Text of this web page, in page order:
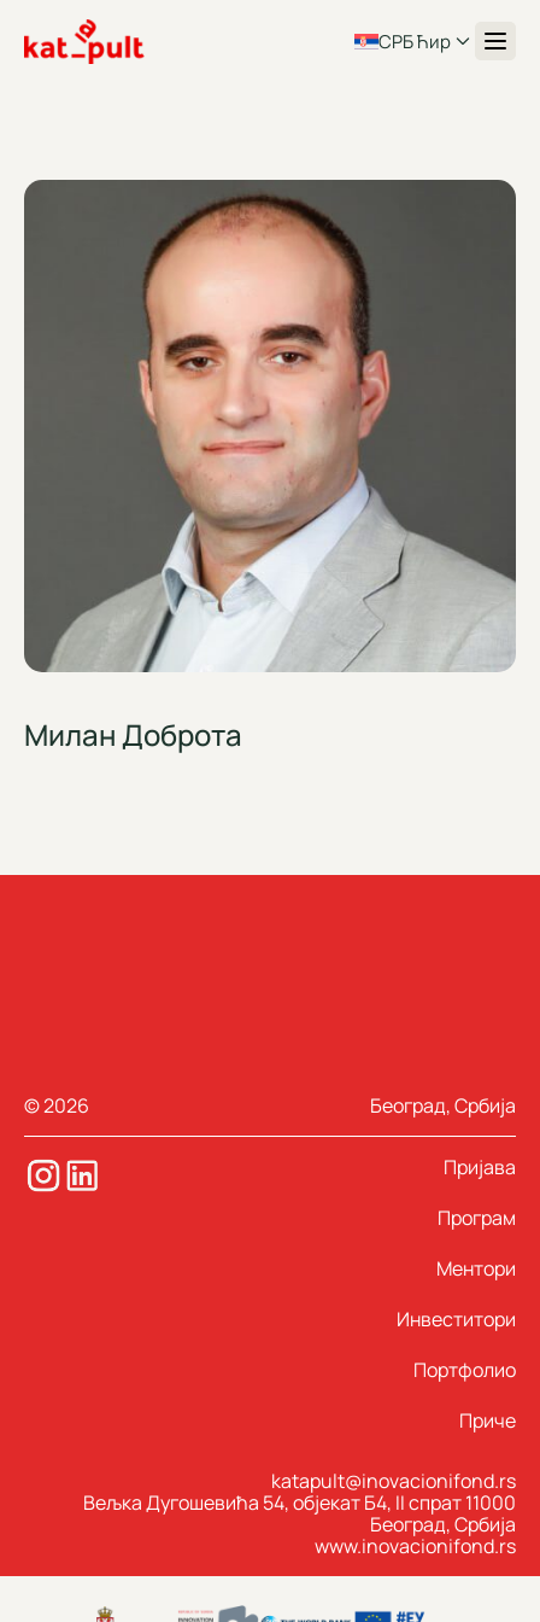
СРБ Ћир
Милан Доброта
© 2026 Београд, Србија
Пријава
Програм
Ментори
Инвеститори
Портфолио
Приче
katapult@inovacionifond.rs
Вељка Дугошевића 54, објекат Б4, II спрат 11000
Београд, Србија
www.inovacionifond.rs